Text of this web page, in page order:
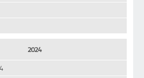
2024